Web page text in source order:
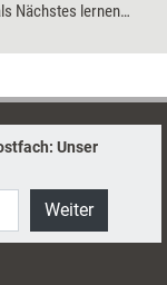
Nächstes lernen
Unser
Weiter